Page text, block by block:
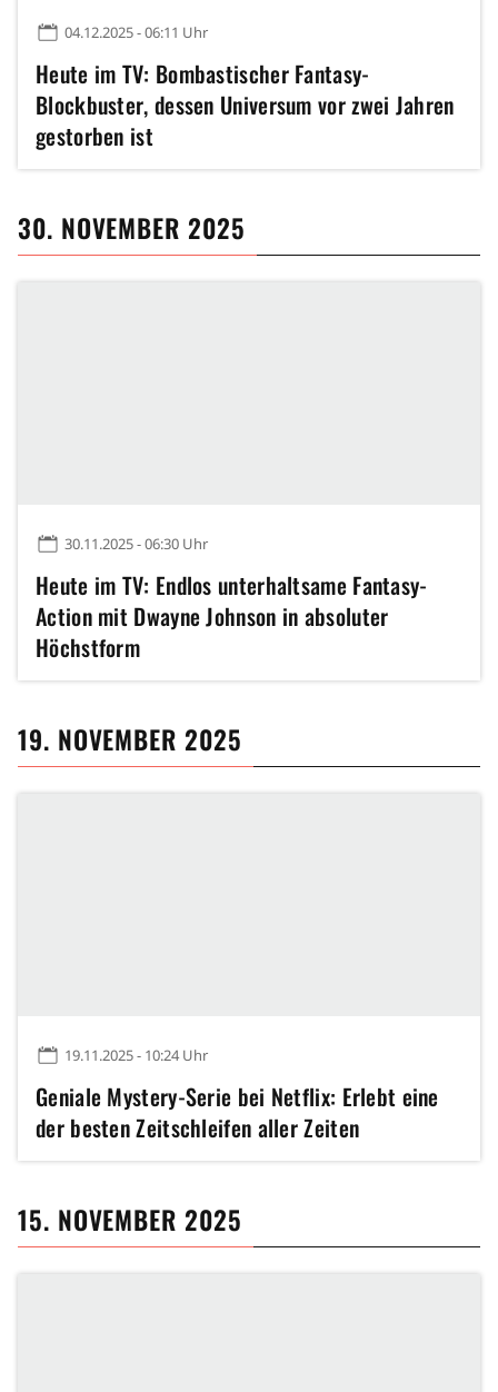
04.12.2025 - 06:11 Uhr
Heute im TV: Bombastischer Fantasy-
Blockbuster, dessen Universum vor zwei Jahren
gestorben ist
30. NOVEMBER 2025
30.11.2025 - 06:30 Uhr
Heute im TV: Endlos unterhaltsame Fantasy-
Action mit Dwayne Johnson in absoluter
Höchstform
19. NOVEMBER 2025
19.11.2025 - 10:24 Uhr
Geniale Mystery-Serie bei Netflix: Erlebt eine
der besten Zeitschleifen aller Zeiten
15. NOVEMBER 2025